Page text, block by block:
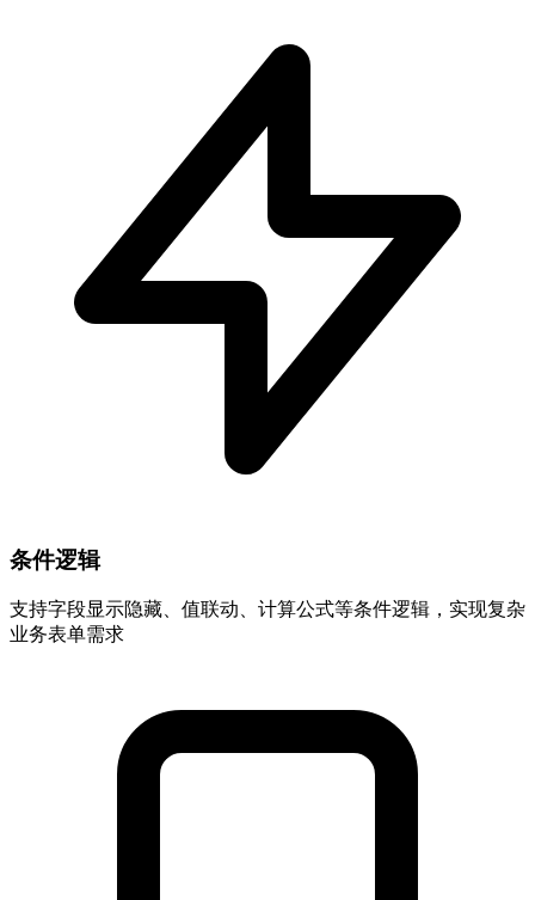
条件逻辑
支持字段显示隐藏、值联动、计算公式等条件逻辑，实现复杂
业务表单需求